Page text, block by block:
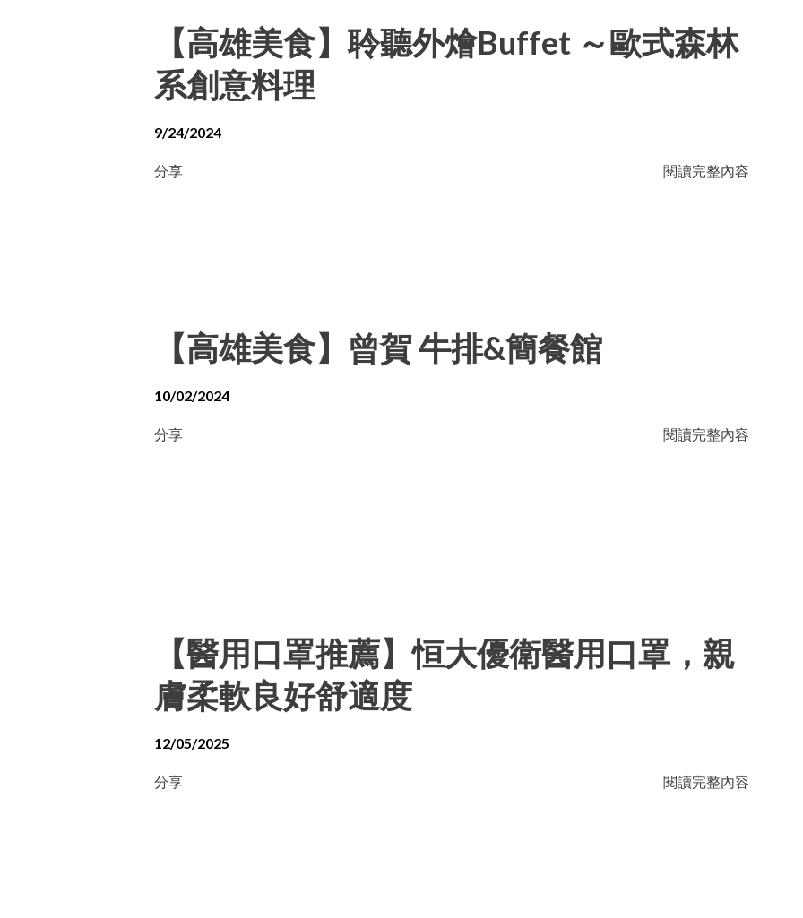
【高雄美食】聆聽外燴Buffet ～歐式森林
系創意料理
9/24/2024
分享 閱讀完整內容
【高雄美食】曾賀 牛排&簡餐館
10/02/2024
分享 閱讀完整內容
【醫用口罩推薦】恒大優衛醫用口罩，親
膚柔軟良好舒適度
12/05/2025
分享 閱讀完整內容